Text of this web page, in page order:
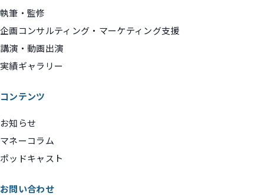
執筆・監修
企画コンサルティング・マーケティング支援
講演・動画出演
実績ギャラリー
コンテンツ
お知らせ
マネーコラム
ポッドキャスト
お問い合わせ